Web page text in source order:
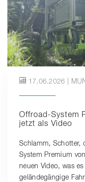
17.06.2026 |
Offroad-System
jetzt als Video
Schlamm, Schotter,
System Premium
neuen Video, was
geländegängige